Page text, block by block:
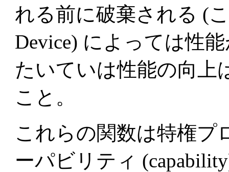
れる前に破棄される (
Device) によっては性
たいていは性能の向上
こと。
これらの関数は特権プ
ーパビリティ